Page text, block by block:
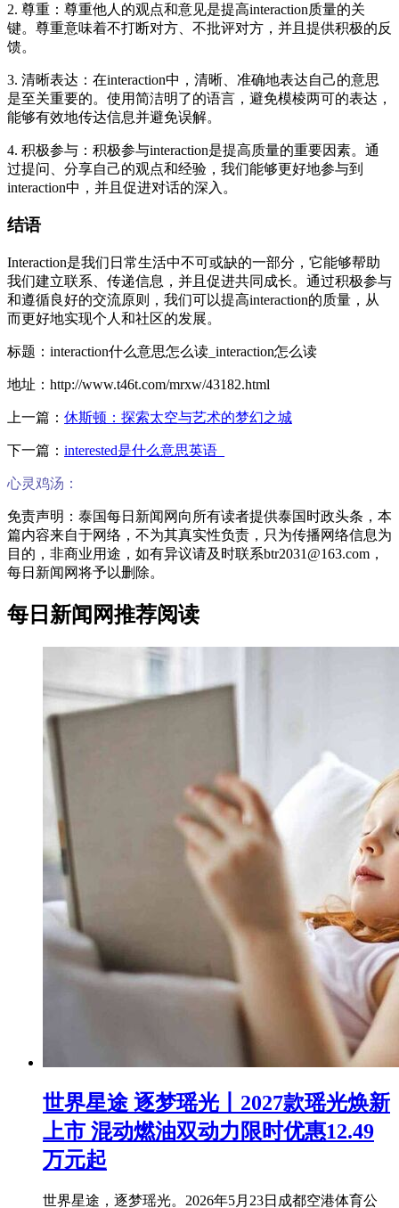
2. 尊重：尊重他人的观点和意见是提高interaction质量的关
键。尊重意味着不打断对方、不批评对方，并且提供积极的反
馈。
3. 清晰表达：在interaction中，清晰、准确地表达自己的意思
是至关重要的。使用简洁明了的语言，避免模棱两可的表达，
能够有效地传达信息并避免误解。
4. 积极参与：积极参与interaction是提高质量的重要因素。通
过提问、分享自己的观点和经验，我们能够更好地参与到
interaction中，并且促进对话的深入。
结语
Interaction是我们日常生活中不可或缺的一部分，它能够帮助
我们建立联系、传递信息，并且促进共同成长。通过积极参与
和遵循良好的交流原则，我们可以提高interaction的质量，从
而更好地实现个人和社区的发展。
标题：interaction什么意思怎么读_interaction怎么读
地址：http://www.t46t.com/mrxw/43182.html
上一篇： 休斯顿：探索太空与艺术的梦幻之城
下一篇： interested是什么意思英语_
心灵鸡汤：
免责声明：泰国每日新闻网向所有读者提供泰国时政头条，本
篇内容来自于网络，不为其真实性负责，只为传播网络信息为
目的，非商业用途，如有异议请及时联系btr2031@163.com，
每日新闻网将予以删除。
每日新闻网推荐阅读
世界星途 逐梦瑶光丨2027款瑶光焕新
上市 混动燃油双动力限时优惠12.49
万元起
世界星途，逐梦瑶光。2026年5月23日成都空港体育公